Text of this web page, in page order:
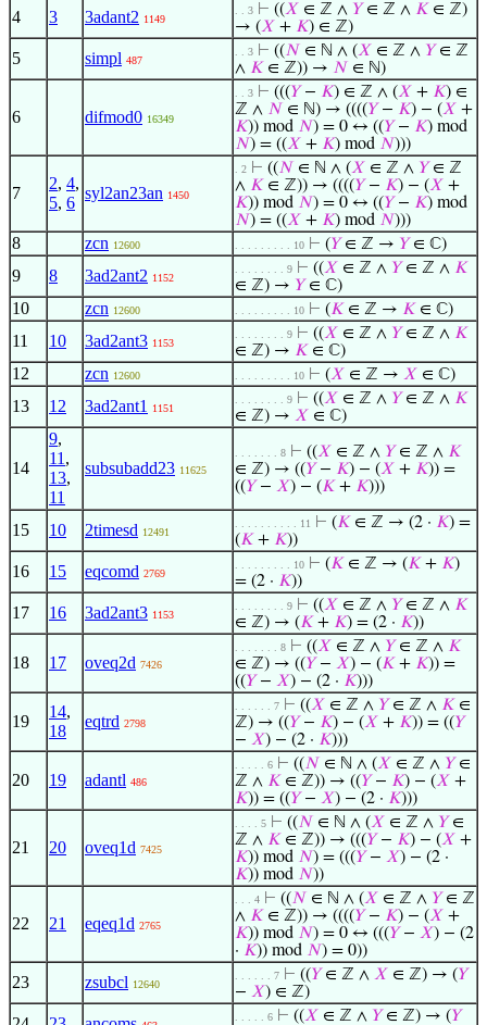
4 3 3adant2 1149
. . 3 ⊢ ((𝑋 ∈ ℤ ∧ 𝑌∈ ℤ ∧ 𝐾 ∈ ℤ)
→ (𝑋 + 𝐾) ∈ ℤ)
5 simpl 487
. . 3 ⊢ ((𝑁 ∈ ℕ ∧ (𝑋 ∈ ℤ ∧ 𝑌∈ ℤ
∧ 𝐾 ∈ ℤ)) → 𝑁 ∈ ℕ)
6 difmod0 16349
. . 3 ⊢ (((𝑌− 𝐾) ∈ ℤ ∧ (𝑋 + 𝐾) ∈
ℤ ∧ 𝑁 ∈ ℕ) → ((((𝑌− 𝐾) − (𝑋 +
𝐾)) mod 𝑁) = 0 ↔ ((𝑌− 𝐾) mod
𝑁) = ((𝑋 + 𝐾) mod 𝑁)))
7
2, 4,
5, 6
syl2an23an 1450
. 2 ⊢ ((𝑁 ∈ ℕ ∧ (𝑋 ∈ ℤ ∧ 𝑌∈ ℤ
∧ 𝐾 ∈ ℤ)) → ((((𝑌− 𝐾) − (𝑋 +
𝐾)) mod 𝑁) = 0 ↔ ((𝑌− 𝐾) mod
𝑁) = ((𝑋 + 𝐾) mod 𝑁)))
8 zcn 12600 . . . . . . . . . 10 ⊢ (𝑌∈ ℤ → 𝑌∈ ℂ)
9 8 3ad2ant2 1152
. . . . . . . . 9 ⊢ ((𝑋 ∈ ℤ ∧ 𝑌∈ ℤ ∧ 𝐾
∈ ℤ) → 𝑌∈ ℂ)
10 zcn 12600 . . . . . . . . . 10 ⊢ (𝐾 ∈ ℤ → 𝐾 ∈ ℂ)
11 10 3ad2ant3 1153
. . . . . . . . 9 ⊢ ((𝑋 ∈ ℤ ∧ 𝑌∈ ℤ ∧ 𝐾
∈ ℤ) → 𝐾 ∈ ℂ)
12 zcn 12600 . . . . . . . . . 10 ⊢ (𝑋 ∈ ℤ → 𝑋 ∈ ℂ)
13 12 3ad2ant1 1151
. . . . . . . . 9 ⊢ ((𝑋 ∈ ℤ ∧ 𝑌∈ ℤ ∧ 𝐾
∈ ℤ) → 𝑋 ∈ ℂ)
14
9,
11 ,
13,
11
subsubadd23 11625
. . . . . . . 8 ⊢ ((𝑋 ∈ ℤ ∧ 𝑌∈ ℤ ∧ 𝐾
∈ ℤ) → ((𝑌− 𝐾) − (𝑋 + 𝐾)) =
((𝑌− 𝑋) − (𝐾 + 𝐾)))
15 10 2timesd 12491
. . . . . . . . . . 11 ⊢ (𝐾 ∈ ℤ → (2 · 𝐾) =
(𝐾 + 𝐾))
16 15 eqcomd 2769
. . . . . . . . . 10 ⊢ (𝐾 ∈ ℤ → (𝐾 + 𝐾)
= (2 · 𝐾))
17 16 3ad2ant3 1153
. . . . . . . . 9 ⊢ ((𝑋 ∈ ℤ ∧ 𝑌∈ ℤ ∧ 𝐾
∈ ℤ) → (𝐾 + 𝐾) = (2 · 𝐾))
18 17 oveq2d 7426
. . . . . . . 8 ⊢ ((𝑋 ∈ ℤ ∧ 𝑌∈ ℤ ∧ 𝐾
∈ ℤ) → ((𝑌− 𝑋) − (𝐾 + 𝐾)) =
((𝑌− 𝑋) − (2 · 𝐾)))
19
14,
18
eqtrd 2798
. . . . . . 7 ⊢ ((𝑋 ∈ ℤ ∧ 𝑌∈ ℤ ∧ 𝐾 ∈
ℤ) → ((𝑌− 𝐾) − (𝑋 + 𝐾)) = ((𝑌
− 𝑋) − (2 · 𝐾)))
20 19 adantl 486
. . . . . 6 ⊢ ((𝑁 ∈ ℕ ∧ (𝑋 ∈ ℤ ∧ 𝑌∈
ℤ ∧ 𝐾 ∈ ℤ)) → ((𝑌− 𝐾) − (𝑋 +
𝐾)) = ((𝑌− 𝑋) − (2 · 𝐾)))
21 20 oveq1d 7425
. . . . 5 ⊢ ((𝑁 ∈ ℕ ∧ (𝑋 ∈ ℤ ∧ 𝑌∈
ℤ ∧ 𝐾 ∈ ℤ)) → (((𝑌− 𝐾) − (𝑋 +
𝐾)) mod 𝑁) = (((𝑌− 𝑋) − (2 ·
𝐾)) mod 𝑁))
22 21 eqeq1d 2765
. . . 4 ⊢ ((𝑁 ∈ ℕ ∧ (𝑋 ∈ ℤ ∧ 𝑌∈ ℤ
∧ 𝐾 ∈ ℤ)) → ((((𝑌− 𝐾) − (𝑋 +
𝐾)) mod 𝑁) = 0 ↔ (((𝑌− 𝑋) − (2
· 𝐾)) mod 𝑁) = 0))
23 zsubcl 12640
. . . . . . 7 ⊢ ((𝑌∈ ℤ ∧ 𝑋 ∈ ℤ) → (𝑌
− 𝑋) ∈ ℤ)
. . . . . 6 ⊢ ((𝑋 ∈ ℤ ∧ 𝑌∈ ℤ) → (𝑌